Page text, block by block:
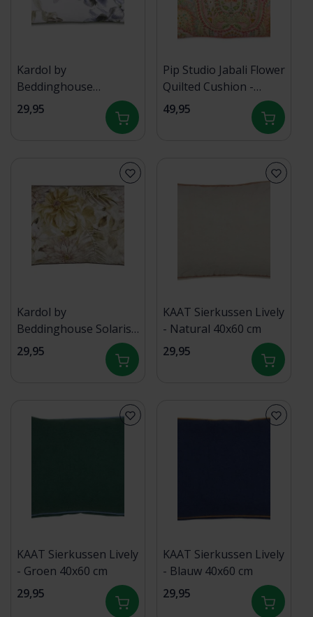
Kardol by
Beddinghouse
Branche Cushion Grey
29,95
Pip Studio Jabali Flower
Quilted Cushion -
Koraalrood 45x70 cm
49,95
Kardol by
Beddinghouse Solaris
Cushion - Naturel
29,95
KAAT Sierkussen Lively
- Natural 40x60 cm
29,95
KAAT Sierkussen Lively
- Groen 40x60 cm
29,95
KAAT Sierkussen Lively
- Blauw 40x60 cm
29,95